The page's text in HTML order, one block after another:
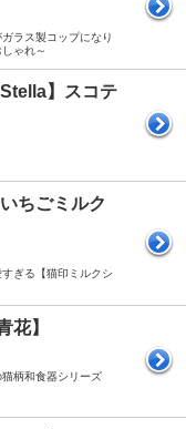
ラス製コップになり
ゃれ～
】スコテ
ちごミルク
ぎる【猫印ミルクシ
花】
柄和食器シリーズ